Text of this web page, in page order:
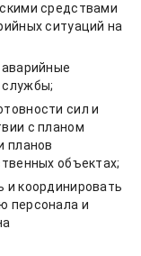
средствами
ситуаций на
службы;
сил и
с планом
планов
объектах;
и координировать
персонала и